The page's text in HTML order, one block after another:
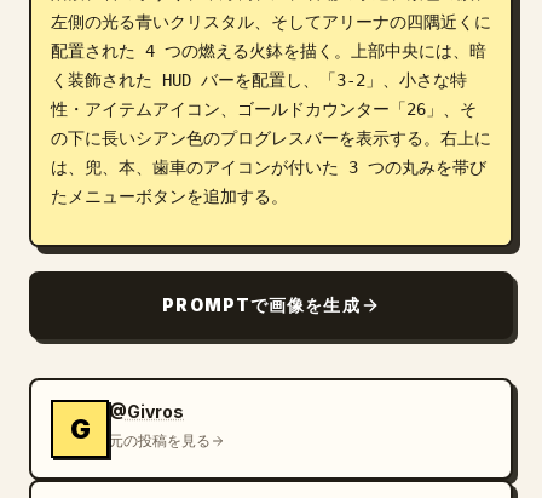
左側の光る青いクリスタル、そしてアリーナの四隅近くに
配置された 4 つの燃える火鉢を描く。上部中央には、暗
く装飾された HUD バーを配置し、「3-2」、小さな特
性・アイテムアイコン、ゴールドカウンター「26」、そ
の下に長いシアン色のプログレスバーを表示する。右上に
は、兜、本、歯車のアイコンが付いた 3 つの丸みを帯び
たメニューボタンを追加する。
バトルフィールドのユニット: ボード上に合計 11 体の
ユニット 5 体、下半分に緑の体力バーと黄色の星評価を
持つ味方ユニット 6 体を配置する。敵ユニット: スケル
体、魔法を放つ紫色の魔道士 1 体、斧を持った小さな闇
のローグ 1 体、鎧を着たスケルトンファイター 1 体。
味方ユニット: 剣と盾を持った青と茶色の騎士 1 体、緑
のエルフの弓兵兼剣士 1 体、杖を持った青い鎧の魔道士
PROMPTで画像を生成
G
@Givros
元の投稿を見る